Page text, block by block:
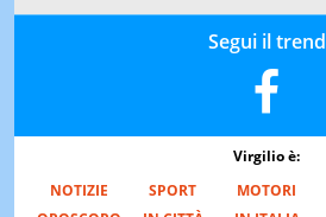
Segui il trend
Virgilio è:
NOTIZIE
SPORT MOTORI